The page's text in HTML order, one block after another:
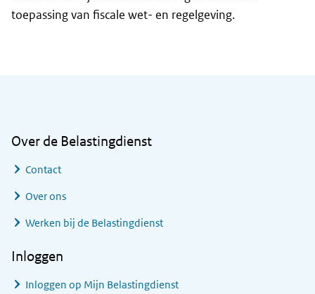
toepassing van fiscale wet- en regelgeving.
Over de Belastingdienst
Contact
Over ons
Werken bij de Belastingdienst
Inloggen
Inloggen op Mijn Belastingdienst